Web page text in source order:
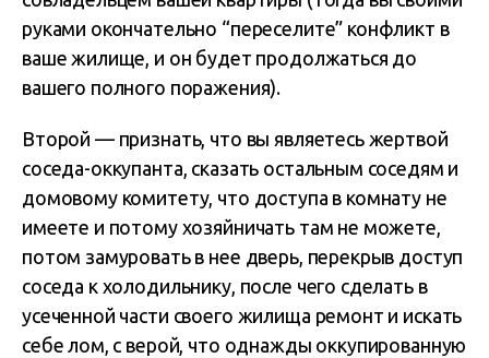
руками окончательно “переселите” конфликт в
ваше жилище, и он будет продолжаться до
вашего полного поражения).
Второй — признать, что вы являетесь жертвой
соседа-оккупанта, сказать остальным соседям и
домовому комитету, что доступа в комнату не
имеете и потому хозяйничать там не можете,
потом замуровать в нее дверь, перекрыв доступ
соседа к холодильнику, после чего сделать в
усеченной части своего жилища ремонт и искать
себе лом, с верой, что однажды оккупированную